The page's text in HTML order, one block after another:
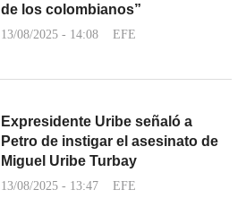
de los colombianos”
13/08/2025 - 14:08 EFE
Expresidente Uribe señaló a
Petro de instigar el asesinato de
Miguel Uribe Turbay
13/08/2025 - 13:47 EFE